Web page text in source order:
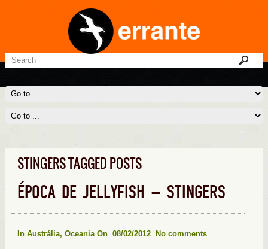
STINGERS TAGGED POSTS
ÉPOCA DE JELLYFISH – STINGERS
In Austrália, Oceania On 08/02/2012 No comments